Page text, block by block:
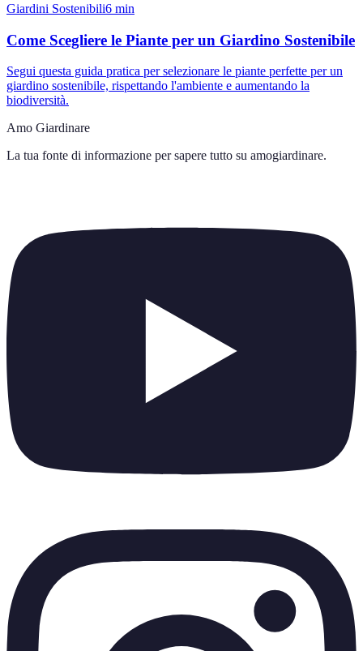
Giardini Sostenibili6 min
Come Scegliere le Piante per un Giardino Sostenibile
Segui questa guida pratica per selezionare le piante perfette per un
giardino sostenibile, rispettando l'ambiente e aumentando la
biodiversità.
Amo Giardinare
La tua fonte di informazione per sapere tutto su amogiardinare.